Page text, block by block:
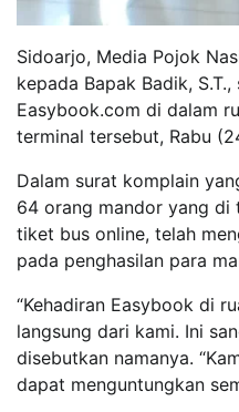
Sidoarjo, Media Pojok
kepada Bapak Badik,
Easybook.com di dalam
terminal tersebut, Rabu
Dalam surat komplain
64 orang mandor yang di
tiket bus online, telah
pada penghasilan para
“Kehadiran Easybook di
langsung dari kami. Ini
disebutkan namanya.
dapat menguntungkan